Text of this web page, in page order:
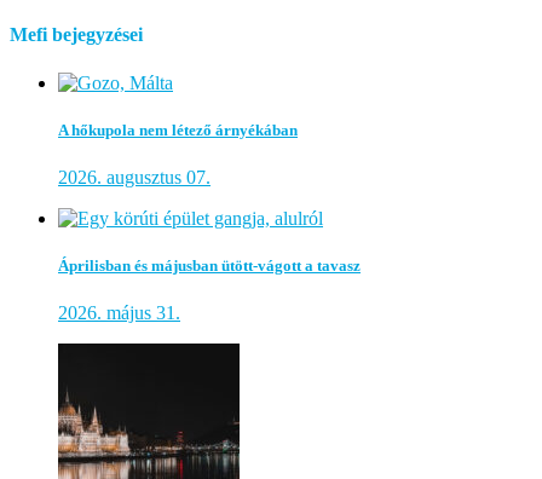
Mefi bejegyzései
A hőkupola nem létező árnyékában
2026. augusztus 07.
Áprilisban és májusban ütött-vágott a tavasz
2026. május 31.